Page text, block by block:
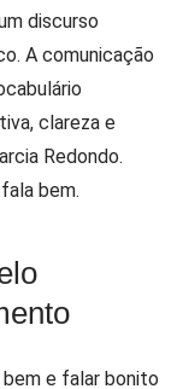
discurso
A comunicação
clareza e
Redondo.
bem.
e falar bonito